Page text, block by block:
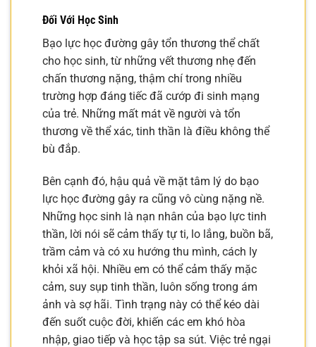
Đối Với Học Sinh
Bạo lực học đường gây tổn thương thể chất
cho học sinh, từ những vết thương nhẹ đến
chấn thương nặng, thậm chí trong nhiều
trường hợp đáng tiếc đã cướp đi sinh mạng
của trẻ. Những mất mát về người và tổn
thương về thể xác, tinh thần là điều không thể
bù đắp.
Bên cạnh đó, hậu quả về mặt tâm lý do bạo
lực học đường gây ra cũng vô cùng nặng nề.
Những học sinh là nạn nhân của bạo lực tinh
thần, lời nói sẽ cảm thấy tự ti, lo lắng, buồn bã,
trầm cảm và có xu hướng thu mình, cách ly
khỏi xã hội. Nhiều em có thể cảm thấy mặc
cảm, suy sụp tinh thần, luôn sống trong ám
ảnh và sợ hãi. Tình trạng này có thể kéo dài
đến suốt cuộc đời, khiến các em khó hòa
nhập, giao tiếp và học tập sa sút. Việc trẻ ngại